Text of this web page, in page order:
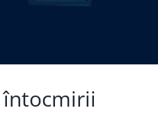
întocmirii